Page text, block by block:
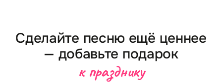
Сделайте песню ещё ценнее
— добавьте подарок
к празднику